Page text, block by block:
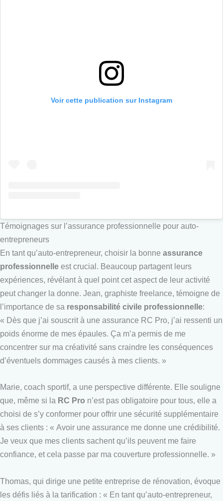
Voir cette publication sur Instagram
Témoignages sur l’assurance professionnelle pour auto-
entrepreneurs
En tant qu’auto-entrepreneur, choisir la bonne assurance
professionnelle est crucial. Beaucoup partagent leurs
expériences, révélant à quel point cet aspect de leur activité
peut changer la donne. Jean, graphiste freelance, témoigne de
l’importance de sa responsabilité civile professionnelle:
« Dès que j’ai souscrit à une assurance RC Pro, j’ai ressenti un
poids énorme de mes épaules. Ça m’a permis de me
concentrer sur ma créativité sans craindre les conséquences
d’éventuels dommages causés à mes clients. »
Marie, coach sportif, a une perspective différente. Elle souligne
que, même si la RC Pro n’est pas obligatoire pour tous, elle a
choisi de s’y conformer pour offrir une sécurité supplémentaire
à ses clients : « Avoir une assurance me donne une crédibilité.
Je veux que mes clients sachent qu’ils peuvent me faire
confiance, et cela passe par ma couverture professionnelle. »
Thomas, qui dirige une petite entreprise de rénovation, évoque
les défis liés à la tarification : « En tant qu’auto-entrepreneur,